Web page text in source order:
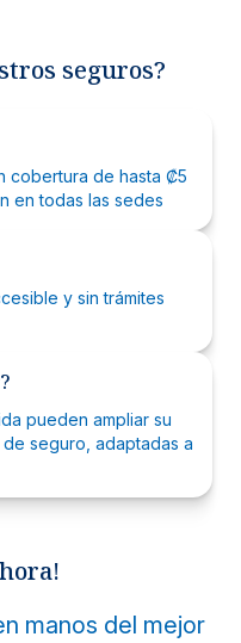
seguros?
cobertura de hasta ₡5
en todas las sedes
y sin trámites
pueden ampliar su
seguro, adaptadas a
manos del mejor